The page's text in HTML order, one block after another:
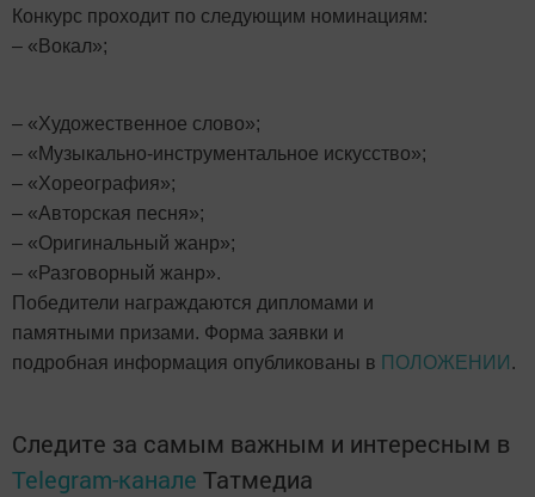
Конкурс проходит по следующим номинациям:
– «Вокал»;
– «Художественное слово»;
– «Музыкально-инструментальное искусство»;
– «Хореография»;
– «Авторская песня»;
– «Оригинальный жанр»;
– «Разговорный жанр».
Победители награждаются дипломами и
памятными призами. Форма заявки и
подробная информация опубликованы в ПОЛОЖЕНИИ .
Следите за самым важным и интересным в
Telegram-канале Татмедиа